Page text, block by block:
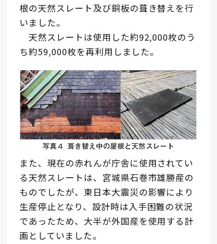
根の天然スレート及び銅板の葺き替えを行
いました。
天然スレートは使用した約92,000枚のう
ち約59,000枚を再利用しました。
また、現在の赤れんが庁舎に使用されてい
る天然スレートは、宮城県石巻市雄勝産の
ものでしたが、東日本大震災の影響により
生産停止となり、設計時は入手困難の状況
であったため、大半が外国産を使用する計
画としていました。